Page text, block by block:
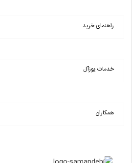
راهنمای خرید
خدمات یوزآل
همکاران